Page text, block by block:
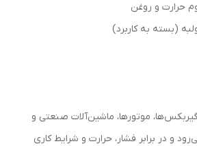
(بسته به کاربرد)
موتورها، ماشین‌آلات صنعتی و
و در برابر فشار، حرارت و شرایط کاری